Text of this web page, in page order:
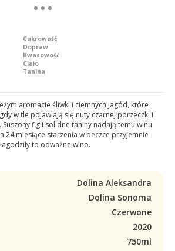
Cukrowość
Dopraw
Kwasowość
Ciało
Tanina
aromacie śliwki i ciemnych jagód, które
w tle pojawiają się nuty czarnej porzeczki i
Suszony fig i solidne taniny nadają temu winu
24 miesiące starzenia w beczce przyjemnie
to odważne wino.
Dolina Aleksandra
Dolina Sonoma
Czerwone
2020
750ml